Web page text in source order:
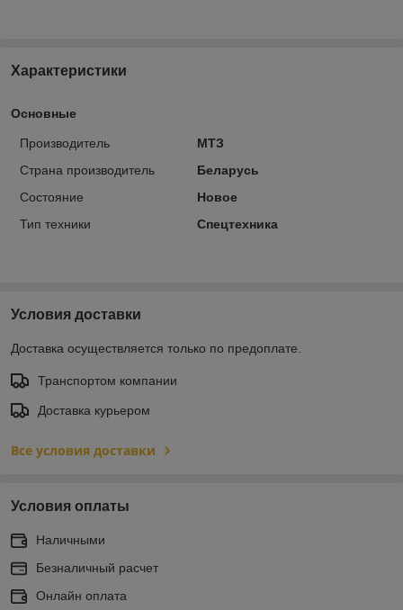
Характеристики
Основные
Производитель
МТЗ
Страна производитель
Беларусь
Состояние
Новое
Тип техники
Спецтехника
Условия доставки
Доставка осуществляется только по предоплате.
Транспортом компании
Доставка курьером
Все условия доставки
Условия оплаты
Наличными
Безналичный расчет
Онлайн оплата